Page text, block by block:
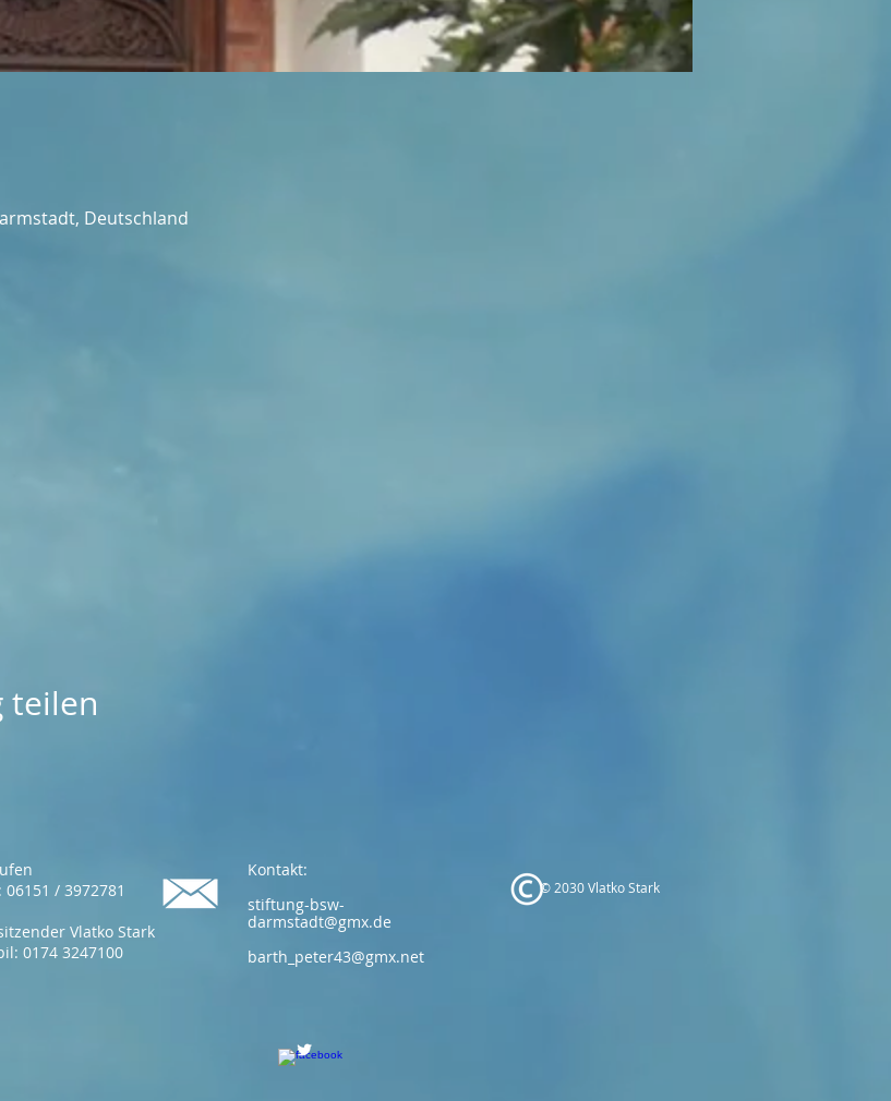
Deutschland
teilen
06151 / 3972781
Vlatko Stark
0174 3247100
Kontakt:
stiftung-bsw-
darmstadt@gmx.de
barth_peter43@gmx.net
© 2030 Vlatko Stark